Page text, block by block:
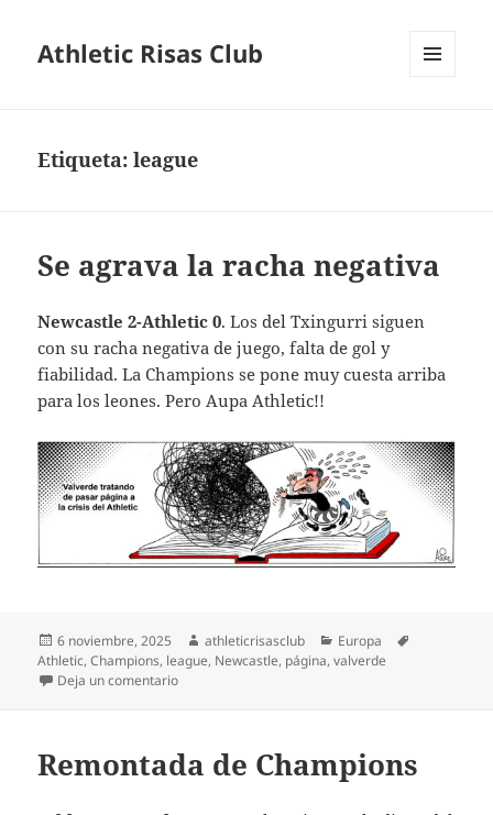
Athletic Risas Club
Etiqueta:league
Se agrava la racha negativa
Newcastle 2-Athletic 0. Los del Txingurri siguen
con su racha negativa de juego, falta de gol y
fiabilidad. La Champions se pone muy cuesta arriba
para los leones. Pero Aupa Athletic!!
Publicado
el
6 noviembre, 2025 Autor
athleticrisasclub Categorías
Europa
Athletic,Champions, league, Newcastle, página,valverde
Deja un comentarioen Se agrava la racha negativa
Remontada de Champions